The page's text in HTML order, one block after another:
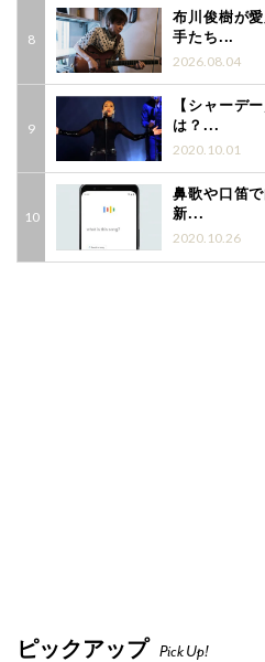
布川俊樹が
手たち...
2026.08.04
【シャーデ
は？...
2020.10.01
鼻歌や口笛
新...
2020.10.26
ピックアップ Pick Up!